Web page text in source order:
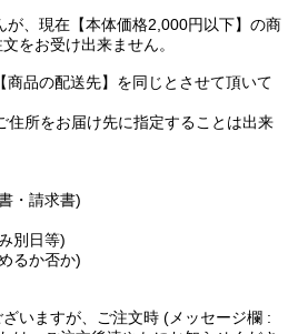
、現在【本体価格2,000円以下】の商
をお受け出来ません。
品の配送先】を同じとさせて頂いて
住所をお届け先に指定することは出来
・請求書)
別日等)
るか否か)
いますが、ご注文時 (メッセージ欄 :